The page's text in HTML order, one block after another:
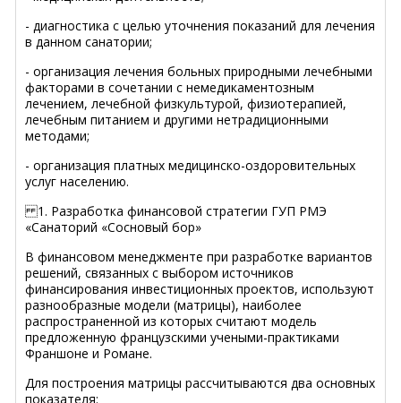
- диагностика с целью уточнения показаний для лечения
в данном санатории;
- организация лечения больных природными лечебными
факторами в сочетании с немедикаментозным
лечением, лечебной физкультурой, физиотерапией,
лечебным питанием и другими нетрадиционными
методами;
- организация платных медицинско-оздоровительных
услуг населению.
1. Разработка финансовой стратегии ГУП РМЭ
«Санаторий «Сосновый бор»
В финансовом менеджменте при разработке вариантов
решений, связанных с выбором источников
финансирования инвестиционных проектов, используют
разнообразные модели (матрицы), наиболее
распространенной из которых считают модель
предложенную французскими учеными-практиками
Франшоне и Романе.
Для построения матрицы рассчитываются два основных
показателя: